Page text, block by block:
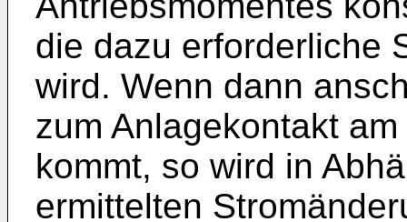
die dazu erforderliche
wird. Wenn dann
zum Anlagekontakt
kommt, so wird in
ermittelten